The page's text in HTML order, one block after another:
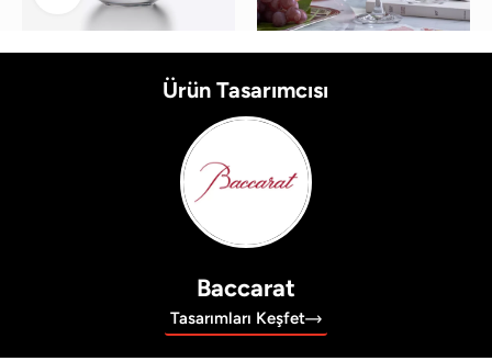
Ürün Tasarımcısı
Baccarat
Tasarımları Keşfet